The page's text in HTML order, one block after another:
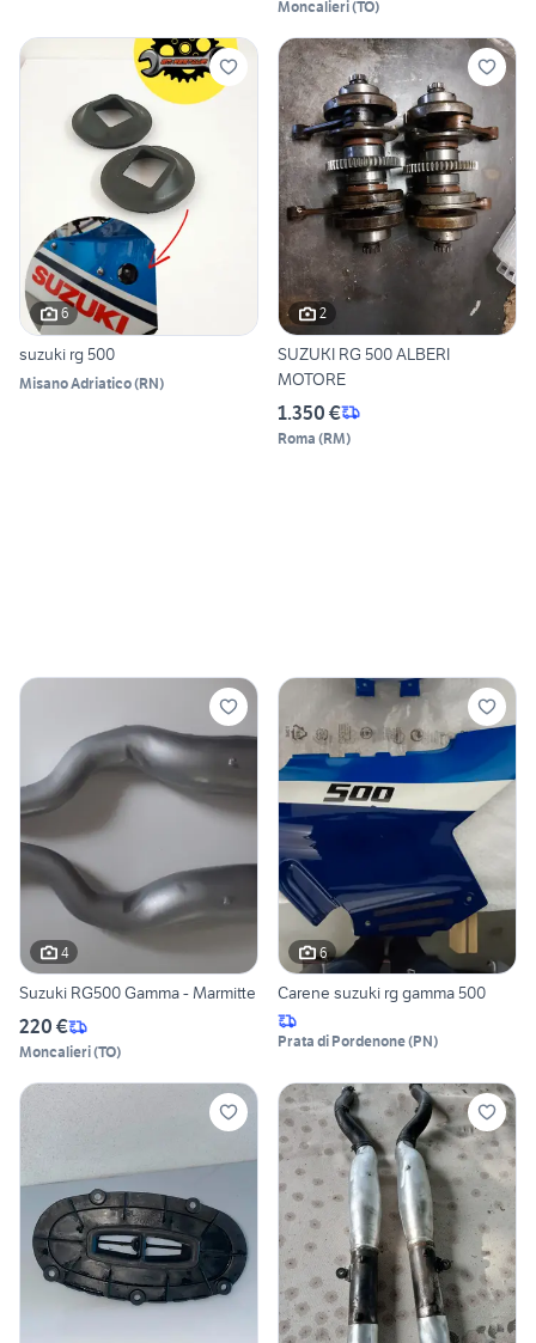
Moncalieri(TO)
6
suzuki rg 500
Misano Adriatico(RN)
2
SUZUKI RG 500 ALBERI
MOTORE
1.350 €
Roma (RM)
4
Suzuki RG500 Gamma - Marmitte
220 €
Moncalieri(TO)
6
Carene suzuki rg gamma 500
Prata di Pordenone(PN)